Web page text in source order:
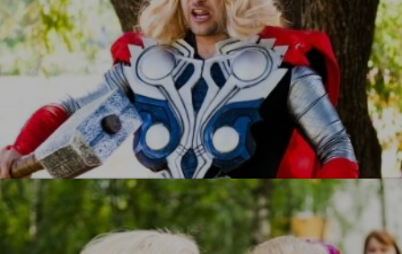
УЗНАТЬ БОЛЬШЕ
Тор